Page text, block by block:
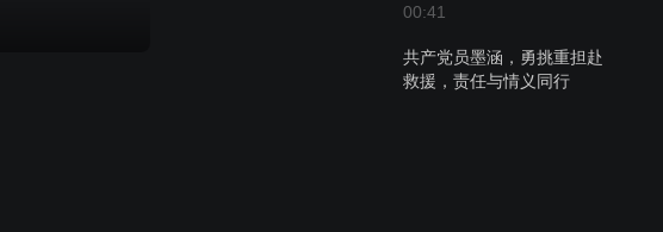
00:41
共产党员墨涵，勇挑重担赴
救援，责任与情义同行